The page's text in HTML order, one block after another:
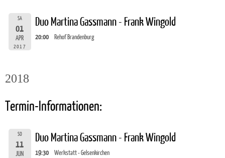
SA
01
APR
2017
Duo Martina Gassmann - Frank Wingold
20:00 Rehof Brandenburg
2018
Termin-Informationen:
SO
11
JUN
Duo Martina Gassmann - Frank Wingold
19:30 Werkstatt - Gelsenkirchen